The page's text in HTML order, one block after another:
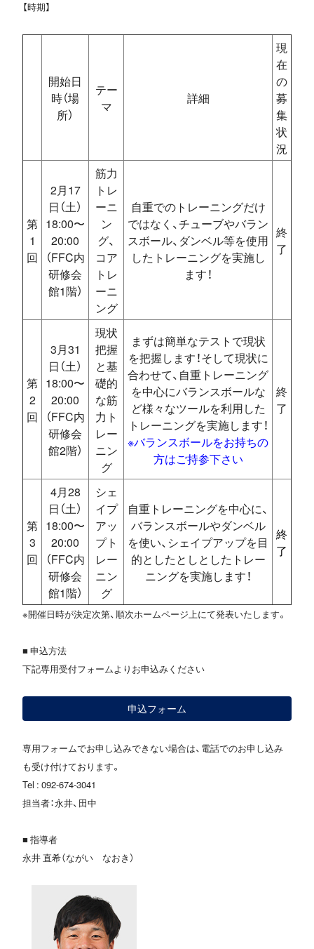
【時期】
開始日
時（場
所）
テー
マ
詳細
現
在
の
募
集
状
況
第
1
回
2月17
日（土）
18:00〜
20:00
（FFC内
研修会
館1階）
筋力
トレ
ーニ
ン
グ、
コア
トレ
ーニ
ング
自重でのトレーニングだけ
ではなく、チューブやバラン
スボール、ダンベル等を使用
したトレーニングを実施し
ます！
終
了
第
2
回
3月31
日（土）
18:00〜
20:00
（FFC内
研修会
館2階）
現状
把握
と基
礎的
な筋
力ト
レー
ニン
グ
まずは簡単なテストで現状
を把握します！そして現状に
合わせて、自重トレーニング
を中心にバランスボールな
ど様々なツールを利用した
トレーニングを実施します！
※バランスボールをお持ちの
方はご持参下さい
終
了
第
3
回
4月28
日（土）
18:00〜
20:00
（FFC内
研修会
館1階）
シェ
イプ
アッ
プト
レー
ニン
グ
自重トレーニングを中心に、
バランスボールやダンベル
を使い、シェイプアップを目
的としたとしとしたトレー
ニングを実施します！
終
了
※開催日時が決定次第、順次ホームページ上にて発表いたします。
■ 申込方法
下記専用受付フォームよりお申込みください
申込フォーム
専用フォームでお申し込みできない場合は、電話でのお申し込み
も受け付けております。
Tel : 092-674-3041
担当者：永井、田中
■ 指導者
永井 直希（ながい なおき）